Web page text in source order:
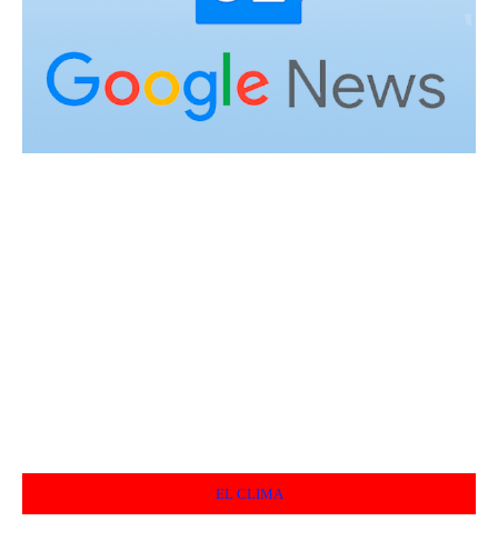
EL CLIMA